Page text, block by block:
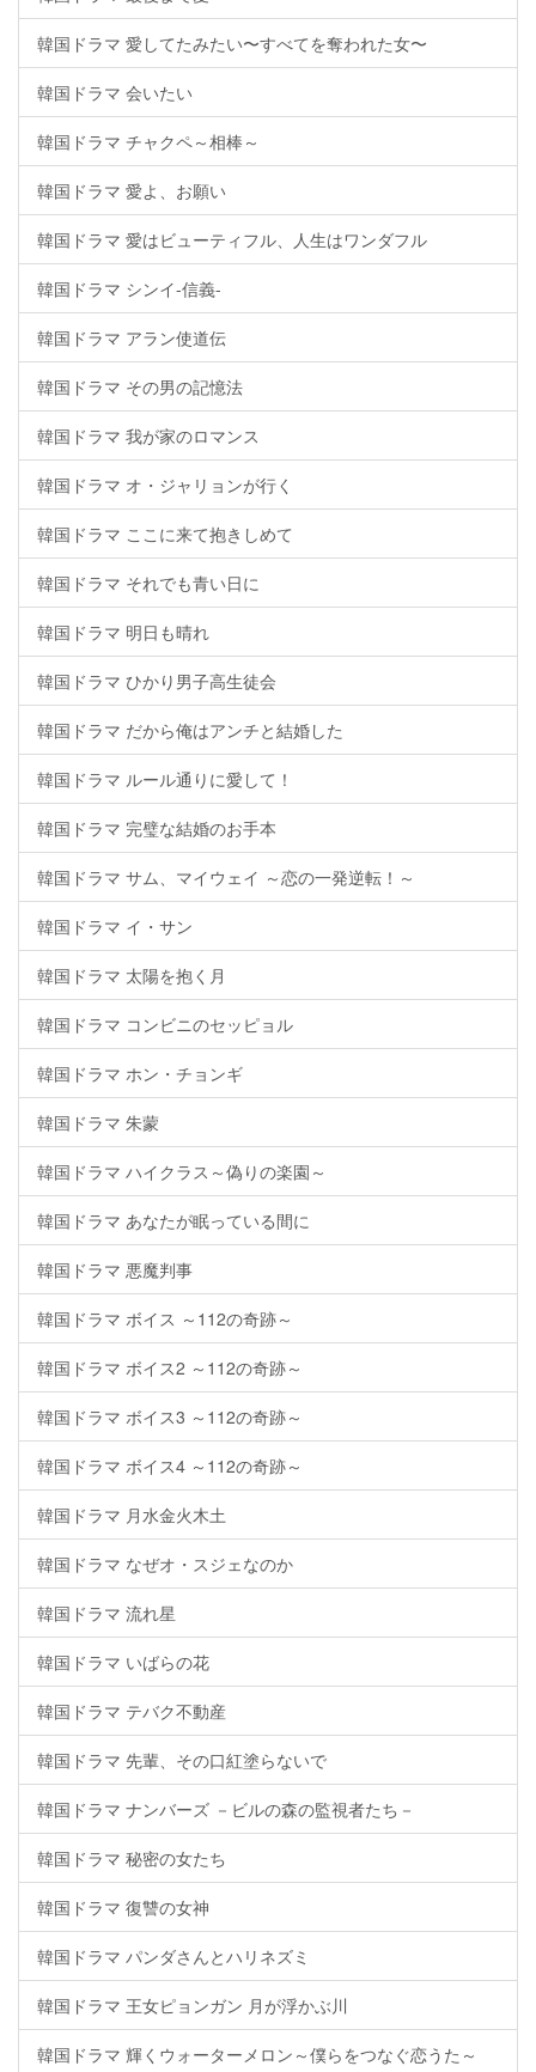
韓国ドラマ 愛してたみたい〜すべてを奪われた女〜
韓国ドラマ 会いたい
韓国ドラマ チャクペ～相棒～
韓国ドラマ 愛よ、お願い
韓国ドラマ 愛はビューティフル、人生はワンダフル
韓国ドラマ シンイ-信義-
韓国ドラマ アラン使道伝
韓国ドラマ その男の記憶法
韓国ドラマ 我が家のロマンス
韓国ドラマ オ・ジャリョンが行く
韓国ドラマ ここに来て抱きしめて
韓国ドラマ それでも青い日に
韓国ドラマ 明日も晴れ
韓国ドラマ ひかり男子高生徒会
韓国ドラマ だから俺はアンチと結婚した
韓国ドラマ ルール通りに愛して！
韓国ドラマ 完璧な結婚のお手本
韓国ドラマ サム、マイウェイ ～恋の一発逆転！～
韓国ドラマ イ・サン
韓国ドラマ 太陽を抱く月
韓国ドラマ コンビニのセッピョル
韓国ドラマ ホン・チョンギ
韓国ドラマ 朱蒙
韓国ドラマ ハイクラス～偽りの楽園～
韓国ドラマ あなたが眠っている間に
韓国ドラマ 悪魔判事
韓国ドラマ ボイス ～112の奇跡～
韓国ドラマ ボイス2 ～112の奇跡～
韓国ドラマ ボイス3 ～112の奇跡～
韓国ドラマ ボイス4 ～112の奇跡～
韓国ドラマ 月水金火木土
韓国ドラマ なぜオ・スジェなのか
韓国ドラマ 流れ星
韓国ドラマ いばらの花
韓国ドラマ テバク不動産
韓国ドラマ 先輩、その口紅塗らないで
韓国ドラマ ナンバーズ －ビルの森の監視者たち－
韓国ドラマ 秘密の女たち
韓国ドラマ 復讐の女神
韓国ドラマ パンダさんとハリネズミ
韓国ドラマ 王女ピョンガン 月が浮かぶ川
韓国ドラマ 輝くウォーターメロン～僕らをつなぐ恋うた～